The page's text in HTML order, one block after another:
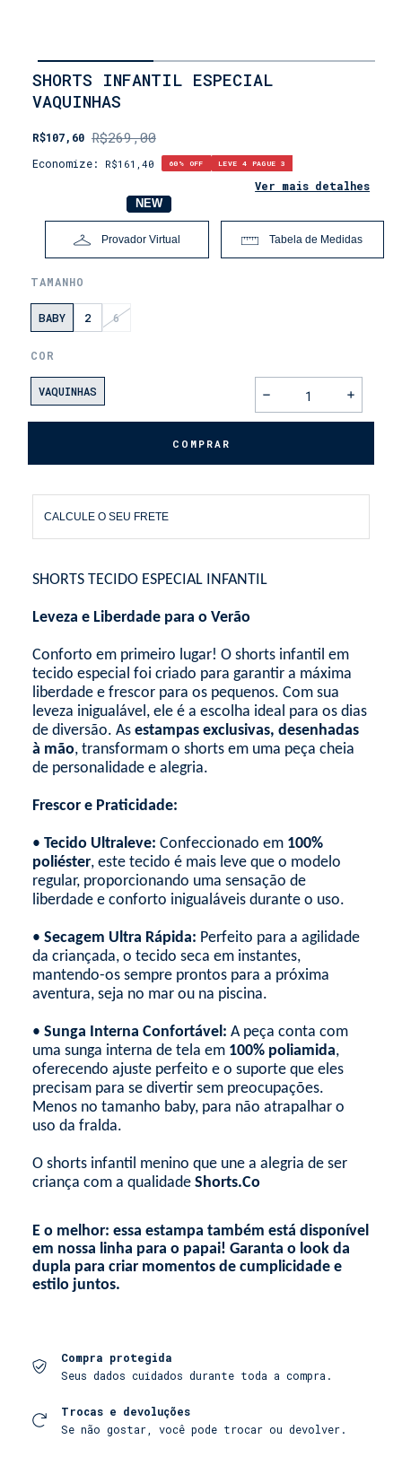
INÍCIO
•
OUTLET
LEVE
4,
PAGUE
SHORTS INFANTIL ESPECIAL
VAQUINHAS
R$107,60 R$269,00
Economize: R$161,40 60 % OFF LEVE 4 PAGUE 3
Ver mais detalhes
Provador Virtual
NOVO
NEW
Tabela de Medidas
TAMANHO
BABY 2 6
COR
VAQUINHAS
CALCULE O SEU FRETE
SHORTS TECIDO ESPECIAL INFANTIL
Leveza e Liberdade para o Verão
Conforto em primeiro lugar! O shorts infantil em
tecido especial foi criado para garantir a máxima
liberdade e frescor para os pequenos. Com sua
leveza inigualável, ele é a escolha ideal para os dias
de diversão. As estampas exclusivas, desenhadas
à mão, transformam o shorts em uma peça cheia
de personalidade e alegria.
Frescor e Praticidade:
• Tecido Ultraleve: Confeccionado em 100%
poliéster, este tecido é mais leve que o modelo
regular, proporcionando uma sensação de
liberdade e conforto inigualáveis durante o uso.
• Secagem Ultra Rápida: Perfeito para a agilidade
da criançada, o tecido seca em instantes,
mantendo-os sempre prontos para a próxima
aventura, seja no mar ou na piscina.
• Sunga Interna Confortável: A peça conta com
uma sunga interna de tela em 100% poliamida,
oferecendo ajuste perfeito e o suporte que eles
precisam para se divertir sem preocupações.
Menos no tamanho baby, para não atrapalhar o
uso da fralda.
O shorts infantil menino que une a alegria de ser
criança com a qualidade Shorts.Co
E o melhor: essa estampa também está disponível
em nossa linha para o papai! Garanta o look da
dupla para criar momentos de cumplicidade e
estilo juntos.
Compra protegida
Seus dados cuidados durante toda a compra.
Trocas e devoluções
Se não gostar, você pode trocar ou devolver.